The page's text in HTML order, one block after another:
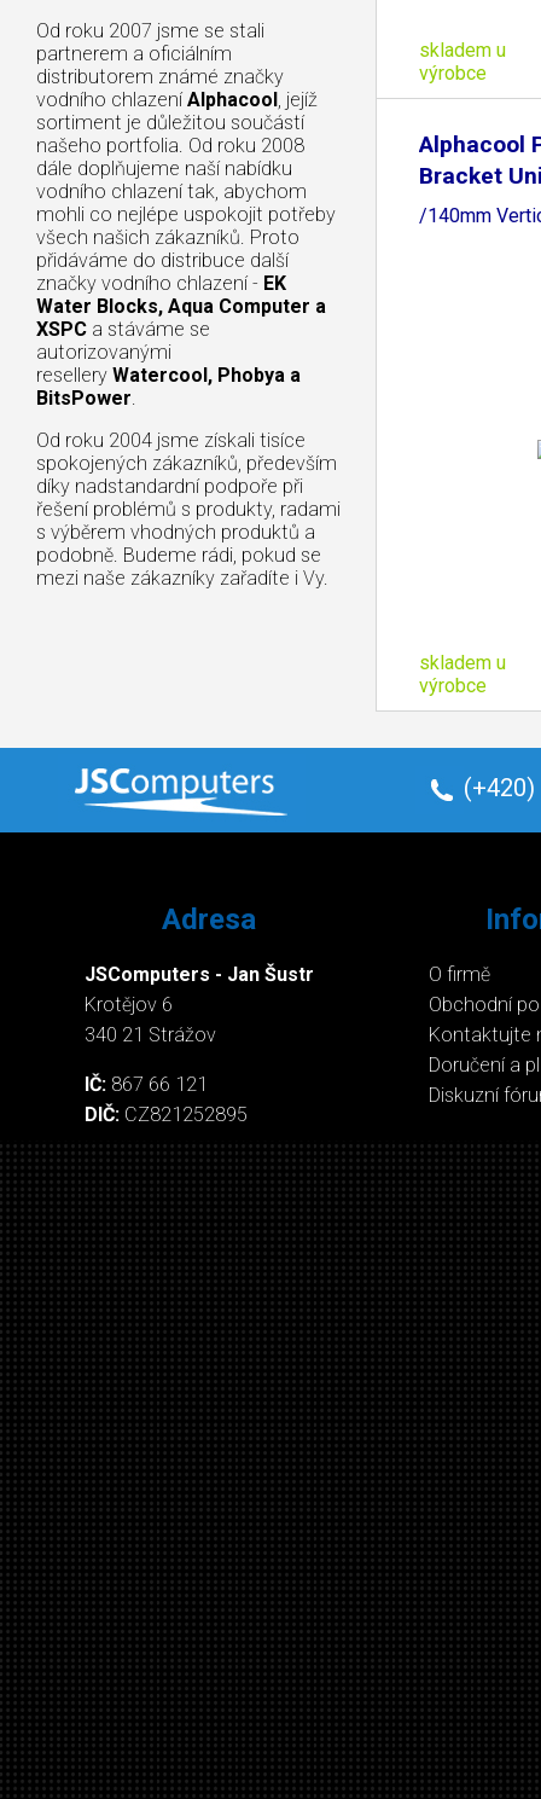
Od roku 2007 jsme se stali
partnerem a oficiálním
distributorem známé značky
vodního chlazení Alphacool, jejíž
sortiment je důležitou součástí
našeho portfolia. Od roku 2008
dále doplňujeme naší nabídku
vodního chlazení tak, abychom
mohli co nejlépe uspokojit potřeby
všech našich zákazníků. Proto
přidáváme do distribuce další
značky vodního chlazení - EK
Water Blocks, Aqua Computer a
XSPC a stáváme se
autorizovanými
resellery Watercool, Phobya a
BitsPower.
Od roku 2004 jsme získali tisíce
spokojených zákazníků, především
díky nadstandardní podpoře při
řešení problémů s produkty, radami
s výběrem vhodných produktů a
podobně. Budeme rádi, pokud se
mezi naše zákazníky zařadíte i Vy.
skladem u
výrobce
Alphacool
Bracket
/140mm
skladem u
výrobce
(+420)
Adresa
JSComputers - Jan Šustr
Krotějov 6
340 21 Strážov
IČ: 867 66 121
DIČ: CZ821252895
O firmě
Obchodní
Kontaktujte
Doručení a
Diskuzní